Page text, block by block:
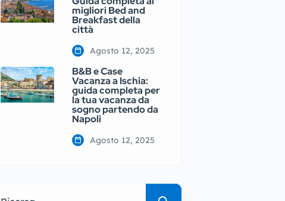
migliori Bed and
Breakfast della
città
Agosto 12, 2025
B&B e Case
Vacanza a Ischia:
guida completa per
la tua vacanza da
sogno partendo da
Napoli
Agosto 12, 2025